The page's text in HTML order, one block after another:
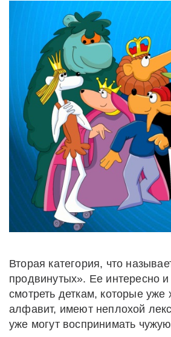
Вторая категория, что
продвинутых». Ее интересно и
смотреть деткам, которые
алфавит, имеют неплохой
уже могут воспринимать